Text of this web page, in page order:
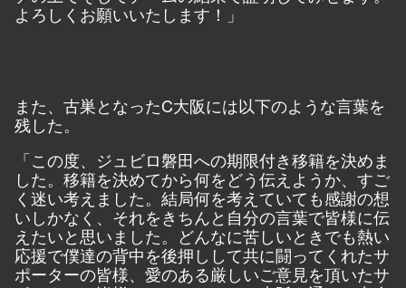
よろしくお願いいたします！」
また、古巣となったC大阪には以下のような言葉を
残した。
「この度、ジュビロ磐田への期限付き移籍を決めま
した。移籍を決めてから何をどう伝えようか、すご
く迷い考えました。結局何を考えていても感謝の想
いしかなく、それをきちんと自分の言葉で皆様に伝
えたいと思いました。どんなに苦しいときでも熱い
応援で僕達の背中を後押しして共に闘ってくれたサ
ポーターの皆様、愛のある厳しいご意見を頂いたサ